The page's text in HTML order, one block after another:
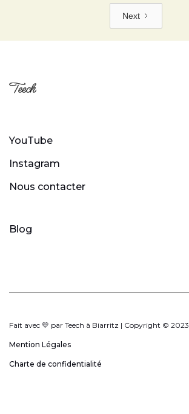
Next
YouTube
Instagram
Nous contacter
Blog
Fait avec 💛 par Teech à Biarritz | Copyright © 2023
Mention Légales
Charte de confidentialité